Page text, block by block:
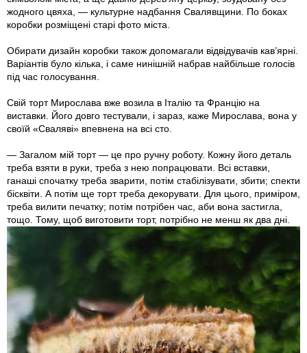
жодного цвяха, — культурне надбання Свалявщини. По боках
коробки розміщені старі фото міста.
Обирати дизайн коробки також допомагали відвідувачів кав’ярні.
Варіантів було кілька, і саме нинішній набрав найбільше голосів
під час голосування.
Свій торт Мирослава вже возила в Італію та Францію на
виставки. Його довго тестували, і зараз, каже Мирослава, вона у
своїй «Сваляві» впевнена на всі сто.
— Загалом мій торт — це про ручну роботу. Кожну його деталь
треба взяти в руки, треба з нею попрацювати. Всі вставки,
ганаші спочатку треба зварити, потім стабілізувати, збити; спекти
бісквіти. А потім ще торт треба декорувати. Для цього, приміром,
треба вилити печатку; потім потрібен час, аби вона застигла,
тощо. Тому, щоб виготовити торт, потрібно не менш як два дні.